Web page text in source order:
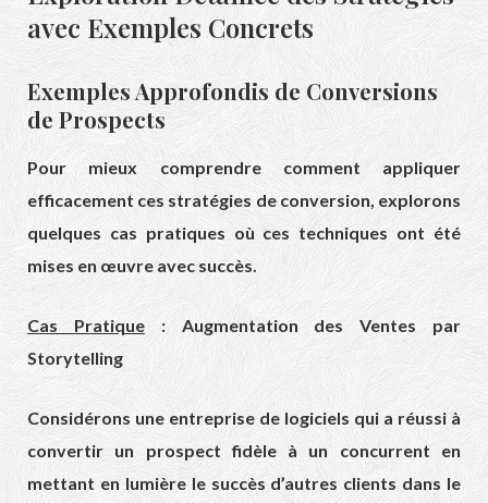
avec Exemples Concrets
Exemples Approfondis de Conversions
de Prospects
Pour mieux comprendre comment appliquer
efficacement ces stratégies de conversion, explorons
quelques cas pratiques où ces techniques ont été
mises en œuvre avec succès.
Cas Pratique: Augmentation des Ventes par
Storytelling
Considérons une entreprise de logiciels qui a réussi à
convertir un prospect fidèle à un concurrent en
mettant en lumière le succès d’autres clients dans le